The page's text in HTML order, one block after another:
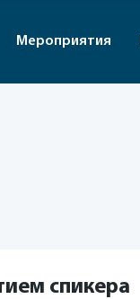
Мероприятия
спикера